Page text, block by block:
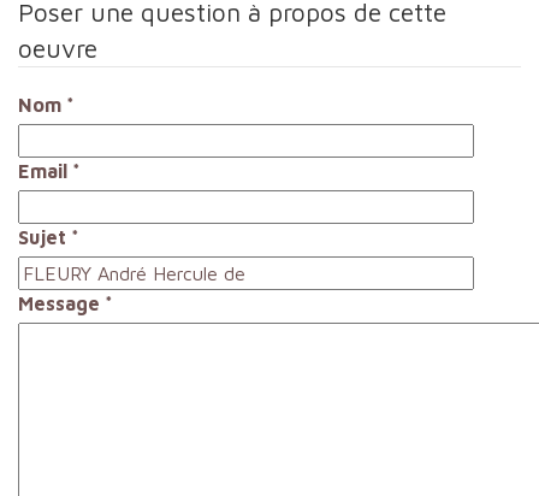
Poser une question à propos de cette
oeuvre
Nom *
Email *
Sujet *
Message *